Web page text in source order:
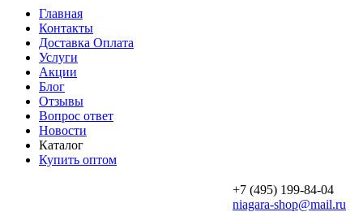
Главная
Контакты
Доставка Оплата
Услуги
Акции
Блог
Отзывы
Вопрос ответ
Новости
Каталог
Купить оптом
+7 (495) 199-84-04
niagara-shop@mail.ru